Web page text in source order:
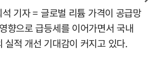
기자 = 글로벌 리튬 가격이 공급망
향으로 급등세를 이어가면서 국내
실적 개선 기대감이 커지고 있다.